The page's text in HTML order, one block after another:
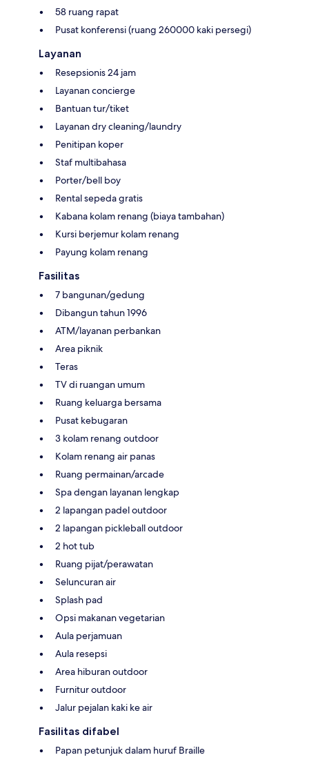
58 ruang rapat
Pusat konferensi (ruang 260000 kaki persegi)
Layanan
Resepsionis 24 jam
Layanan concierge
Bantuan tur/tiket
Layanan dry cleaning/laundry
Penitipan koper
Staf multibahasa
Porter/bell boy
Rental sepeda gratis
Kabana kolam renang (biaya tambahan)
Kursi berjemur kolam renang
Payung kolam renang
Fasilitas
7 bangunan/gedung
Dibangun tahun 1996
ATM/layanan perbankan
Area piknik
Teras
TV di ruangan umum
Ruang keluarga bersama
Pusat kebugaran
3 kolam renang outdoor
Kolam renang air panas
Ruang permainan/arcade
Spa dengan layanan lengkap
2 lapangan padel outdoor
2 lapangan pickleball outdoor
2 hot tub
Ruang pijat/perawatan
Seluncuran air
Splash pad
Opsi makanan vegetarian
Aula perjamuan
Aula resepsi
Area hiburan outdoor
Furnitur outdoor
Jalur pejalan kaki ke air
Fasilitas difabel
Papan petunjuk dalam huruf Braille